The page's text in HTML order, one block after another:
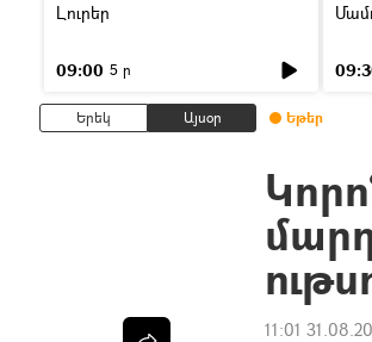
Լուրեր
09:00 5 ր
Երեկ Այսօր Եթեր
11:01